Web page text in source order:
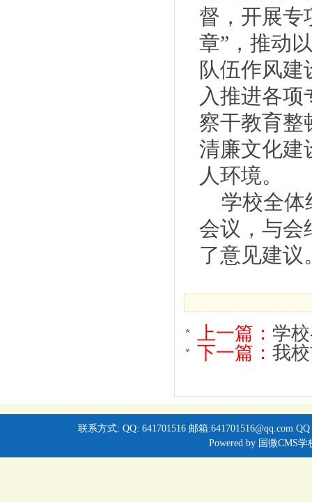
督，开展专
章”，推动
队伍作风
入推进各
察干教育整
清廉文化建
人环境。
学校全体
会议，与会
了意见建议
上一篇： 学
下一篇：我
联系方式: QQ: 641701516 邮箱:641701516@qq.com
Powered by 国微CMS学